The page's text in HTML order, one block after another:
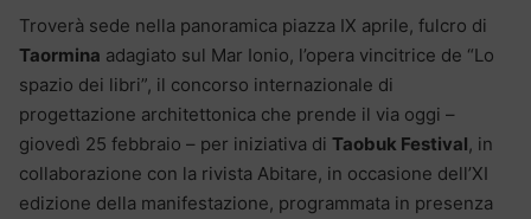
Troverà sede nella panoramica piazza IX aprile, fulcro di
Taormina adagiato sul Mar Ionio, l’opera vincitrice de “Lo
spazio dei libri”, il concorso internazionale di
progettazione architettonica che prende il via oggi –
giovedì 25 febbraio – per iniziativa di Taobuk Festival, in
collaborazione con la rivista Abitare, in occasione dell’XI
edizione della manifestazione, programmata in presenza